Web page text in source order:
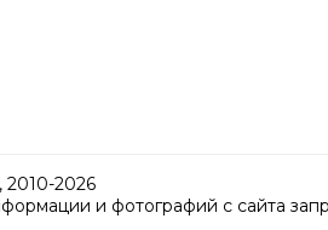
2010-2026
и фотографий с сайта